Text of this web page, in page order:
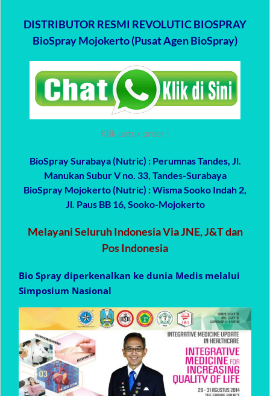
DISTRIBUTOR RESMI REVOLUTIC BIOSPRAY
BioSpray Mojokerto (Pusat Agen BioSpray)
Klik untuk order !
BioSpray Surabaya (Nutric) : Perumnas Tandes, Jl.
Manukan Subur V no. 33, Tandes-Surabaya
BioSpray Mojokerto (Nutric) : Wisma Sooko Indah 2,
Jl. Paus BB 16, Sooko-Mojokerto
Melayani Seluruh Indonesia Via JNE, J&T dan
Pos Indonesia
Bio Spray diperkenalkan ke dunia Medis melalui
Simposium Nasional